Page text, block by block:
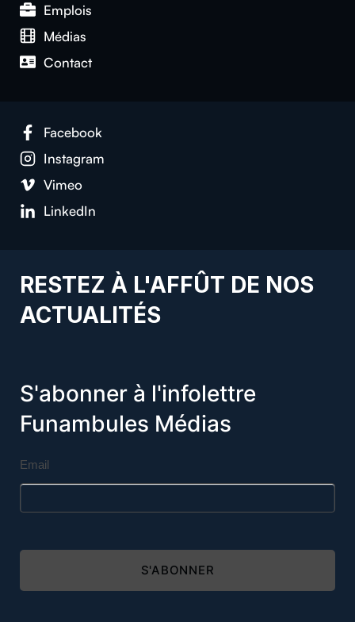
Emplois
Médias
Contact
Facebook
Instagram
Vimeo
LinkedIn
RESTEZ À L'AFFÛT DE NOS
ACTUALITÉS
S'abonner à l'infolettre
Funambules Médias
Email
S'ABONNER